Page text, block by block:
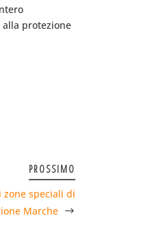
protezione
PROSSIMO
zone speciali di
Marche